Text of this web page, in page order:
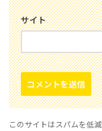
サイト
このサイトはスパムを低